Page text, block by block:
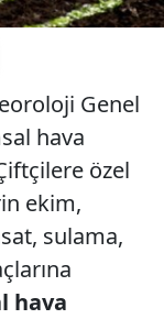
Genel
hava
özel
ekim,
sulama,
hava